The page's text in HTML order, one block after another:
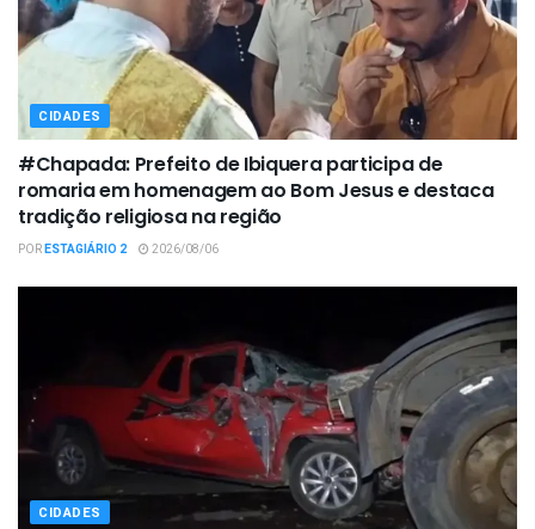
CIDADES
#Chapada: Prefeito de Ibiquera participa de
romaria em homenagem ao Bom Jesus e destaca
tradição religiosa na região
PORESTAGIÁRIO 2 2026/08/06
CIDADES